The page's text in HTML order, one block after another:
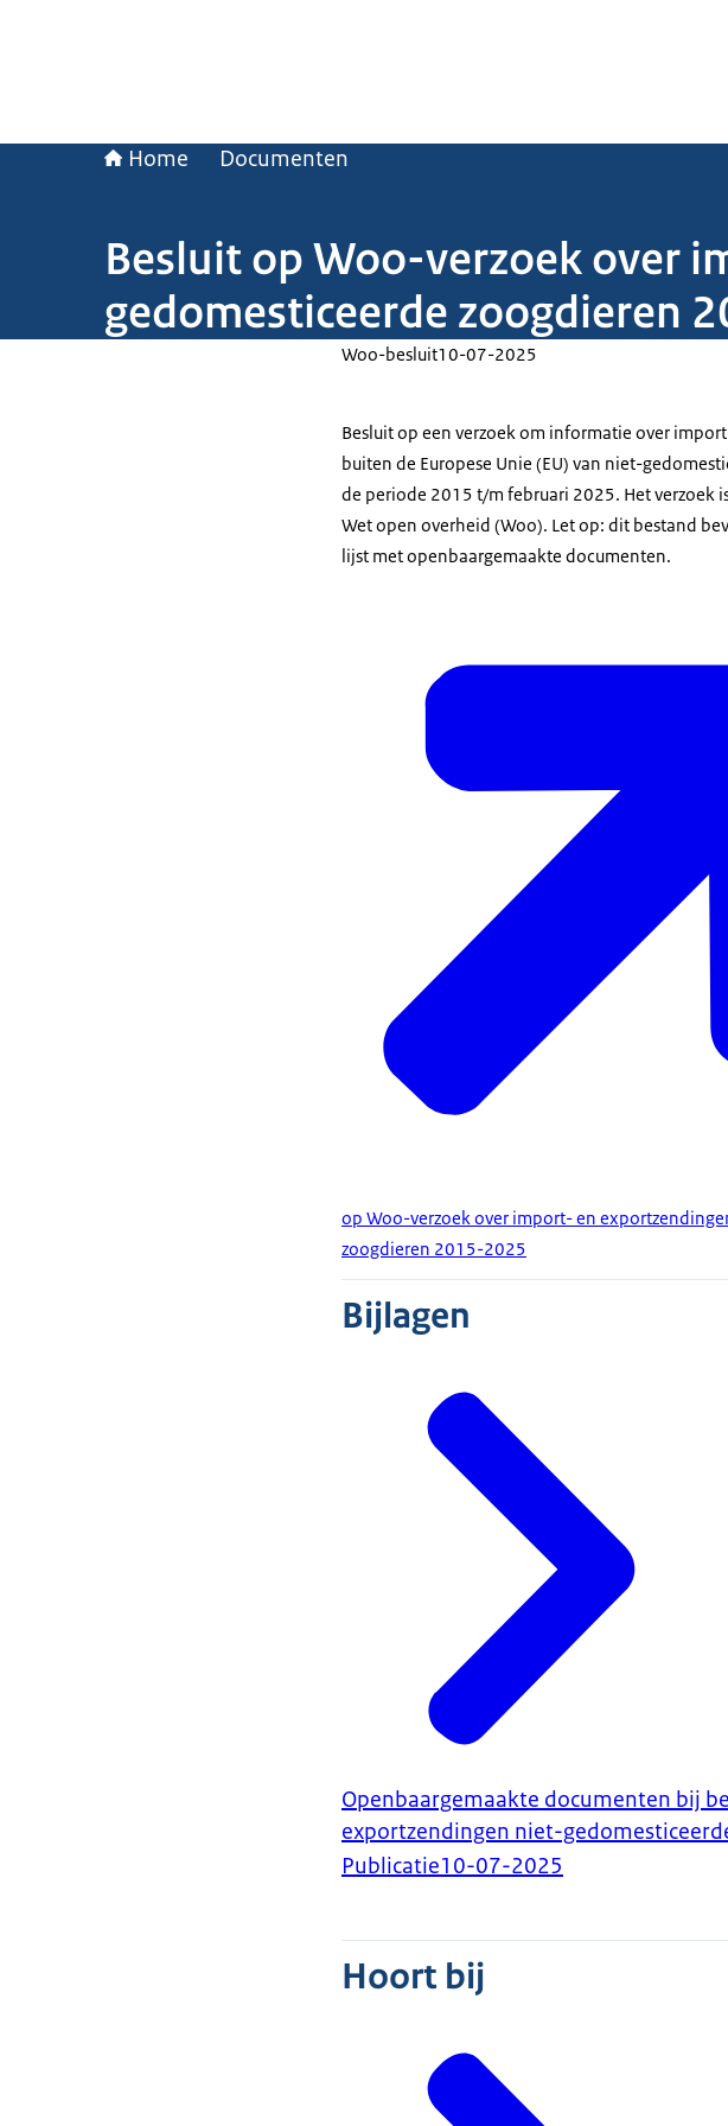
Home Documenten
Besluit op Woo-verzoek over
gedomesticeerde zoogdieren
Woo-besluit10-07-2025
Besluit op een verzoek om informatie over
buiten de Europese Unie (EU) van niet-
de periode 2015 t/m februari 2025. Het verzoek
Wet open overheid (Woo). Let op: dit bestand
lijst met openbaargemaakte documenten.
op Woo-verzoek over import- en
zoogdieren 2015-2025
Bijlagen
Openbaargemaakte documenten bij
exportzendingen niet-
Publicatie10-07-2025
Hoort bij